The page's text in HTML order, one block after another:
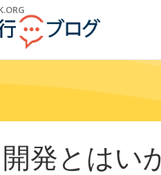
開発とはい